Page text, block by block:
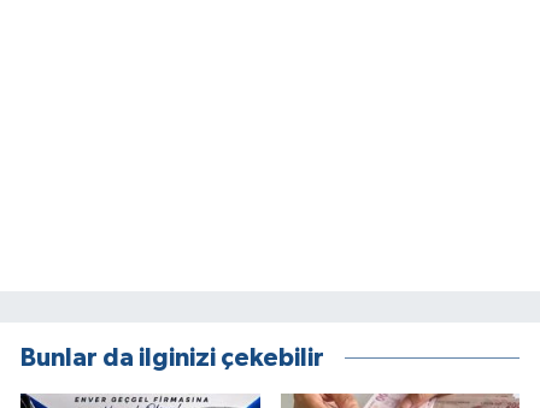
Bunlar da ilginizi çekebilir